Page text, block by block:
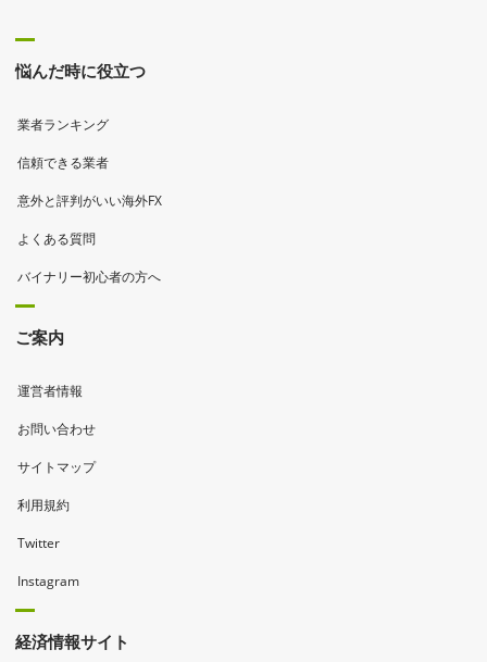
悩んだ時に役立つ
業者ランキング
信頼できる業者
意外と評判がいい海外FX
よくある質問
バイナリー初心者の方へ
ご案内
運営者情報
お問い合わせ
サイトマップ
利用規約
Twitter
Instagram
経済情報サイト